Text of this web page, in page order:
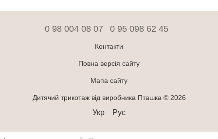
0 98 004 08 07 0 95 098 62 45
Контакти
Повна версія сайту
Мапа сайту
Дитячий трикотаж від виробника Пташка © 2026
Укр Рус